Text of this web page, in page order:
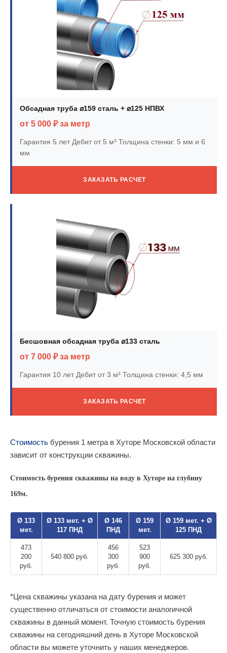
Обсадная труба ⌀159 сталь + ⌀125 НПВХ
от 5 000 ₽ за метр
Гарантия 5 летДебит от 5 м³ Толщина стенки: 5 мм и 6
мм
ЗАКАЗАТЬ РАСЧЕТ
Бесшовная обсадная труба ⌀133 сталь
от 7 000 ₽ за метр
Гарантия 10 летДебит от 3 м³ Толщина стенки: 4,5 мм
ЗАКАЗАТЬ РАСЧЕТ
Стоимость бурения 1 метра в Хуторе Московской области
зависит от конструкции скважины.
Стоимость бурения скважины на воду в Хуторе на глубину
169м.
Ø 133
мет.
Ø 133 мет. + Ø
117 ПНД
Ø 146
ПНД
Ø 159
мет.
Ø 159 мет. + Ø
125 ПНД
473
200
руб.
540 800 руб.
456
300
руб.
523
900
руб.
625 300 руб.
*Цена скважины указана на дату бурения и может
существенно отличаться от стоимости аналогичной
скважины в данный момент. Точную стоимость бурения
скважины на сегодняшний день в Хуторе Московской
области вы можете уточнить у наших менеджеров.